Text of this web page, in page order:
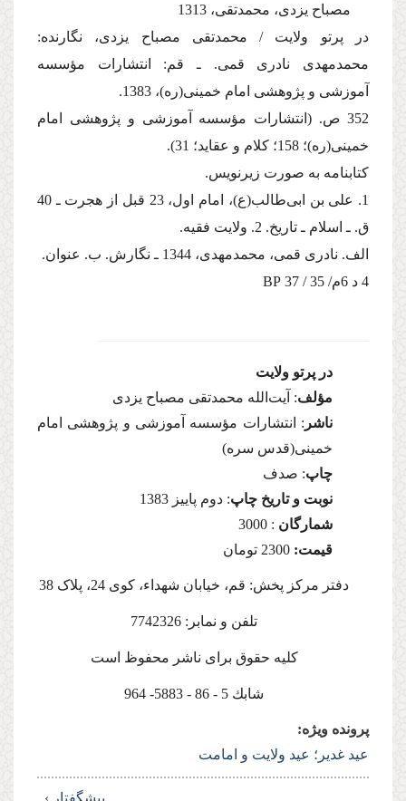
مصباح یزدی، محمدتقی، 1313
در پرتو ولایت / محمدتقی مصباح یزدی، نگارنده:
محمدمهدی نادری قمی. ـ قم: انتشارات مؤسسه
آموزشی و پژوهشی امام خمینی(ره)، 1383.
352 ص. (انتشارات مؤسسه آموزشی و پژوهشی امام
خمینی(ره)؛ 158؛ كلام و عقاید؛ 31).
كتابنامه به صورت زیرنویس.
1. علی بن ابی‌طالب(ع)، امام اول، 23 قبل از هجرت ـ 40
ق. ـ اسلام ـ تاریخ. 2. ولایت فقیه.
الف. نادری قمی، محمدمهدی، 1344 ـ نگارش. ب. عنوان.
4 د 6م/ 35 / 37 BP
در پرتو ولایت
مؤلف: آیت‌الله محمدتقى مصباح یزدى
ناشر : انتشارات مؤسسه آموزشى و پژوهشى امام
خمینى(قدس سره)
چاپ: صدف
نوبت و تاریخ چاپ: دوم پاییز 1383
شمارگان : 3000
قیمت:
دفتر مرکز پخش: قم، خیابان شهداء، کوی 24، پلاک 38
تلفن و نمابر: 7742326
كلیه حقوق براى ناشر محفوظ است
شابك 5 - 86 - 5883- 964
پرونده ویژه:
عید غدیر؛ عید ولایت و امامت
پیشگفتار ›